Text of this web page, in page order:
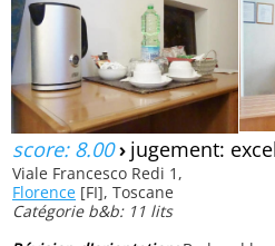
score: 8.00› jugement:
Viale Francesco Redi 1,
Florence [FI], Toscane
Catégorie b&b: 11 lits